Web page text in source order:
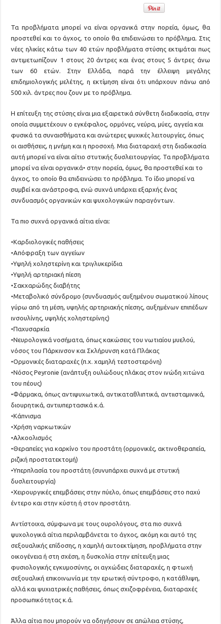
Τα προβλήματα μπορεί να είναι οργανικά στην πορεία, όμως, θα
προστεθεί και το άγχος, το οποίο θα επιδεινώσει το πρόβλημα. Στις
νέες ηλικίες κάτω των 40 ετών προβλήματα στύσης εκτιμάται πως
αντιμετωπίζουν 1 στους 20 άντρες και ένας στους 5 άντρες άνω
των 60 ετών. Στην Ελλάδα, παρά την έλλειψη μεγάλης
επιδημιολογικής μελέτης, η εκτίμηση είναι ότι υπάρχουν πάνω από
500 χιλ. άντρες που ζουν με το πρόβλημα.
Η επίτευξη της στύσης είναι μια εξαιρετικά σύνθετη διαδικασία, στην
οποία συμμετέχουν ο εγκέφαλος, ορμόνες, νεύρα, μύες, αγγεία και
φυσικά τα συναισθήματα και ανώτερες ψυχικές λειτουργίες, όπως
οι αισθήσεις, η μνήμη και η προσοχή. Μια διαταραχή στη διαδικασία
αυτή μπορεί να είναι αίτιο στυτικής δυσλειτουργίας. Τα προβλήματα
μπορεί να είναι οργανικά• στην πορεία, όμως, θα προστεθεί και το
άγχος, το οποίο θα επιδεινώσει το πρόβλημα. Το ίδιο μπορεί να
συμβεί και ανάστροφα, ενώ συχνά υπάρχει εξαρχής ένας
συνδυασμός οργανικών και ψυχολογικών παραγόντων.
Τα πιο συχνά οργανικά αίτια είναι:
•Καρδιολογικές παθήσεις
•Απόφραξη των αγγείων
•Υψηλή χοληστερίνη και τριγλυκερίδια
•Υψηλή αρτηριακή πίεση
•Σακχαρώδης διαβήτης
•Μεταβολικό σύνδρομο (συνδυασμός αυξημένου σωματικού λίπους
γύρω από τη μέση, υψηλής αρτηριακής πίεσης, αυξημένων επιπέδων
ινσουλίνης, υψηλής χοληστερίνης)
•Παχυσαρκία
•Νευρολογικά νοσήματα, όπως κακώσεις του νωτιαίου μυελού,
νόσος του Πάρκινσον και Σκλήρυνση κατά Πλάκας
•Ορμονικές διαταραχές (π.χ. χαμηλή τεστοστερόνη)
•Νόσος Peyronie (ανάπτυξη ουλώδους πλάκας στον ινώδη χιτώνα
του πέους)
•Φάρμακα, όπως αντιψυχωτικά, αντικαταθλιπτικά, αντιισταμινικά,
διουρητικά, αντιυπερτασικά κ.ά.
•Κάπνισμα
•Χρήση ναρκωτικών
•Αλκοολισμός
•Θεραπείες για καρκίνο του προστάτη (ορμονικές, ακτινοθεραπεία,
ριζική προστατεκτομή)
•Υπερπλασία του προστάτη (συνυπάρχει συχνά με στυτική
δυσλειτουργία)
•Χειρουργικές επεμβάσεις στην πύελο, όπως επεμβάσεις στο παχύ
έντερο και στην κύστη ή στον προστάτη.
Αντίστοιχα, σύμφωνα με τους ουρολόγους, στα πιο συχνά
ψυχολογικά αίτια περιλαμβάνεται το άγχος, ακόμη και αυτό της
σεξουαλικής επίδοσης, η χαμηλή αυτοεκτίμηση, προβλήματα στην
οικογένεια ή στη σχέση, η δυσκολία στην επίτευξη μιας
φυσιολογικής εγκυμοσύνης, οι αγχώδεις διαταραχές, η φτωχή
σεξουαλική επικοινωνία με την ερωτική σύντροφο, η κατάθλιψη,
αλλά και ψυχιατρικές παθήσεις, όπως σχιζοφρένεια, διαταραχές
προσωπικότητας κ.ά.
Άλλα αίτια που μπορούν να οδηγήσουν σε απώλεια στύσης,